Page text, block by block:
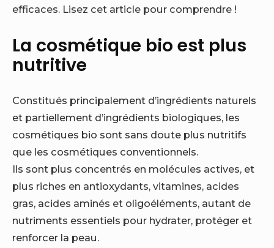
efficaces. Lisez cet article pour comprendre !
La cosmétique bio est plus
nutritive
Constitués principalement d’ingrédients naturels
et partiellement d’ingrédients biologiques, les
cosmétiques bio sont sans doute plus nutritifs
que les cosmétiques conventionnels.
Ils sont plus concentrés en molécules actives, et
plus riches en antioxydants, vitamines, acides
gras, acides aminés et oligoéléments, autant de
nutriments essentiels pour hydrater, protéger et
renforcer la peau.